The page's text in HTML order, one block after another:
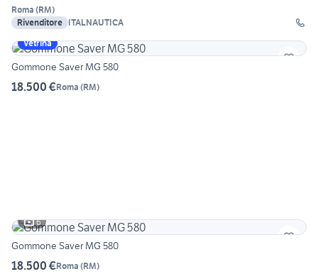
Roma (RM)
Rivenditore ITALNAUTICA
Vetrina
Gommone Saver MG 580
18.500 €Roma (RM)
6
Gommone Saver MG 580
18.500 €Roma (RM)